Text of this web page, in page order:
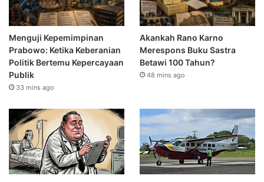
Menguji Kepemimpinan
Prabowo: Ketika Keberanian
Politik Bertemu Kepercayaan
Publik
33 mins ago
Akankah Rano Karno
Merespons Buku Sastra
Betawi 100 Tahun?
48 mins ago